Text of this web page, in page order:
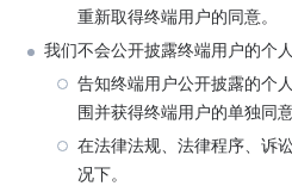
重新取得终端用户的同意。
我们不会公开披露终端用户的个
告知终端用户公开披露的个
围并获得终端用户的单独同意
在法律法规、法律程序、诉
况下。